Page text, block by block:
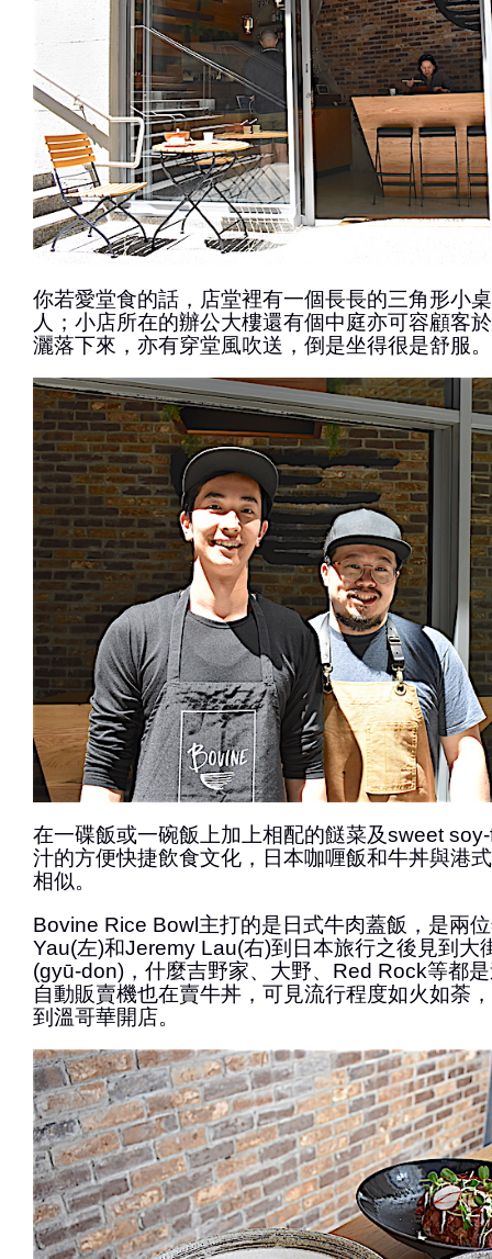
你若愛堂食的話，店堂裡有一個長長的三角形小
人；小店所在的辦公大樓還有個中庭亦可容顧客
灑落下來，亦有穿堂風吹送，倒是坐得很是舒服。
在一碟飯或一碗飯上加上相配的餸菜及sweet
汁的方便快捷飲食文化，日本咖喱飯和牛丼與港
相似。
Bovine Rice Bowl主打的是日式牛肉蓋飯，是兩
Yau(左)和Jeremy Lau(右)到日本旅行之後見到大
(gyū-don)，什麼吉野家、大野、Red Rock等都
自動販賣機也在賣牛丼，可見流行程度如火如荼
到溫哥華開店。